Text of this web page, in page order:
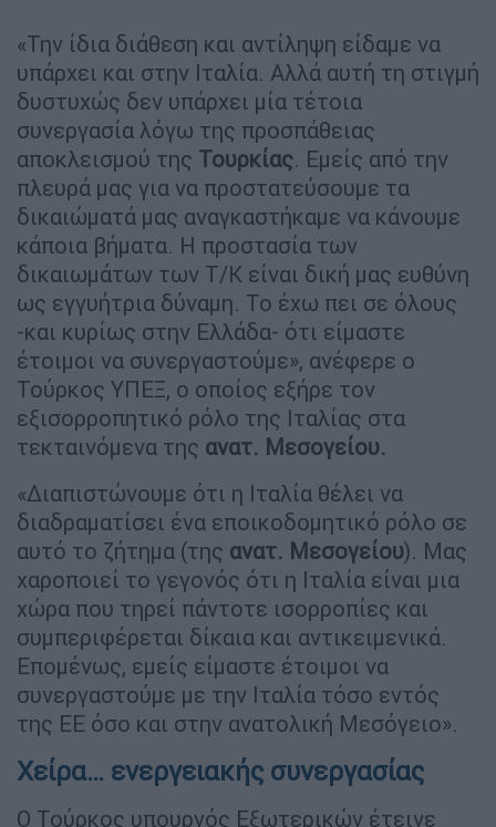
«Την ίδια διάθεση και αντίληψη είδαμε να
υπάρχει και στην Ιταλία. Αλλά αυτή τη στιγμή
δυστυχώς δεν υπάρχει μία τέτοια
συνεργασία λόγω της προσπάθειας
αποκλεισμού της Τουρκίας. Εμείς από την
πλευρά μας για να προστατεύσουμε τα
δικαιώματά μας αναγκαστήκαμε να κάνουμε
κάποια βήματα. Η προστασία των
δικαιωμάτων των Τ/Κ είναι δική μας ευθύνη
ως εγγυήτρια δύναμη. Το έχω πει σε όλους
-και κυρίως στην Ελλάδα- ότι είμαστε
έτοιμοι να συνεργαστούμε», ανέφερε ο
Τούρκος ΥΠΕΞ, ο οποίος εξήρε τον
εξισορροπητικό ρόλο της Ιταλίας στα
τεκταινόμενα της ανατ. Μεσογείου.
«Διαπιστώνουμε ότι η Ιταλία θέλει να
διαδραματίσει ένα εποικοδομητικό ρόλο σε
αυτό το ζήτημα (της ανατ. Μεσογείου). Μας
χαροποιεί το γεγονός ότι η Ιταλία είναι μια
χώρα που τηρεί πάντοτε ισορροπίες και
συμπεριφέρεται δίκαια και αντικειμενικά.
Επομένως, εμείς είμαστε έτοιμοι να
συνεργαστούμε με την Ιταλία τόσο εντός
της ΕΕ όσο και στην ανατολική Μεσόγειο».
Χείρα… ενεργειακής συνεργασίας
Ο Τούρκος υπουργός Εξωτερικών έτεινε